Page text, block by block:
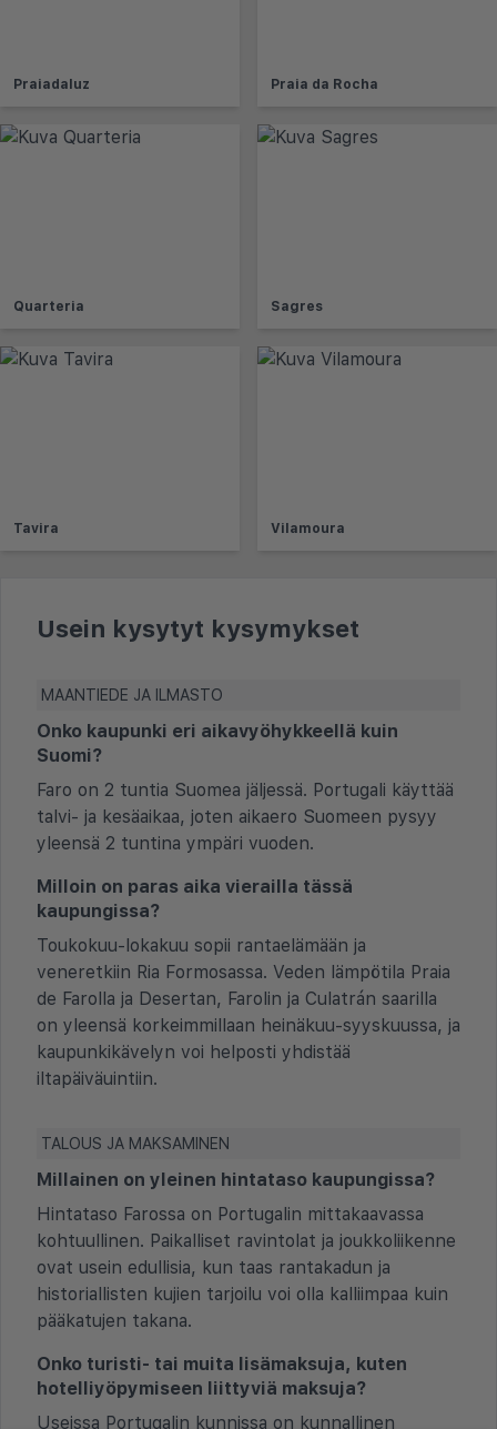
Praiadaluz Praia da Rocha
Quarteria Sagres
Tavira Vilamoura
Usein kysytyt kysymykset
MAANTIEDE JA ILMASTO
Onko kaupunki eri aikavyöhykkeellä kuin
Suomi?
Faro on 2 tuntia Suomea jäljessä. Portugali käyttää
talvi- ja kesäaikaa, joten aikaero Suomeen pysyy
yleensä 2 tuntina ympäri vuoden.
Milloin on paras aika vierailla tässä
kaupungissa?
Toukokuu-lokakuu sopii rantaelämään ja
veneretkiin Ria Formosassa. Veden lämpötila Praia
de Farolla ja Desertan, Farolin ja Culatrán saarilla
on yleensä korkeimmillaan heinäkuu-syyskuussa, ja
kaupunkikävelyn voi helposti yhdistää
iltapäiväuintiin.
TALOUS JA MAKSAMINEN
Millainen on yleinen hintataso kaupungissa?
Hintataso Farossa on Portugalin mittakaavassa
kohtuullinen. Paikalliset ravintolat ja joukkoliikenne
ovat usein edullisia, kun taas rantakadun ja
historiallisten kujien tarjoilu voi olla kalliimpaa kuin
pääkatujen takana.
Onko turisti- tai muita lisämaksuja, kuten
hotelliyöpymiseen liittyviä maksuja?
Useissa Portugalin kunnissa on kunnallinen